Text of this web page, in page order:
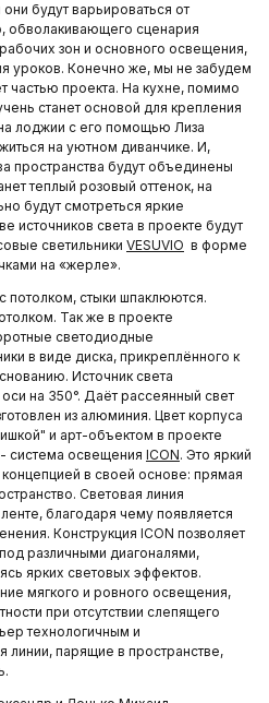
будут варьироваться от
обволакивающего сценария
зон и основного освещения,
уроков. Конечно же, мы не забудем
частью проекта. На кухне, помимо
станет основой для крепления
лоджии с его помощью Лиза
на уютном диванчике. И,
пространства будут объединены
теплый розовый оттенок, на
будут смотреться яркие
источников света в проекте будут
светильники VESUVIO в форме
на «жерле».
потолком, стыки шпаклюются.
Так же в проекте
светодиодные
в виде диска, прикреплённого к
Источник света
на 350°. Даёт рассеянный свет
из алюминия. Цвет корпуса
и арт-объектом в проекте
система освещения ICON. Это яркий
в своей основе: прямая
Световая линия
благодаря чему появляется
Конструкция ICON позволяет
различными диагоналями,
ярких световых эффектов.
мягкого и ровного освещения,
при отсутствии слепящего
технологичным и
парящие в пространстве,